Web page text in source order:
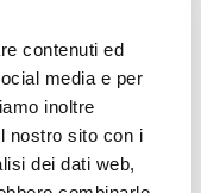
contenuti ed
media e per
inoltre
nostro sito con i
dei dati web,
dal vivo con i
e
seguire Dj set.
in